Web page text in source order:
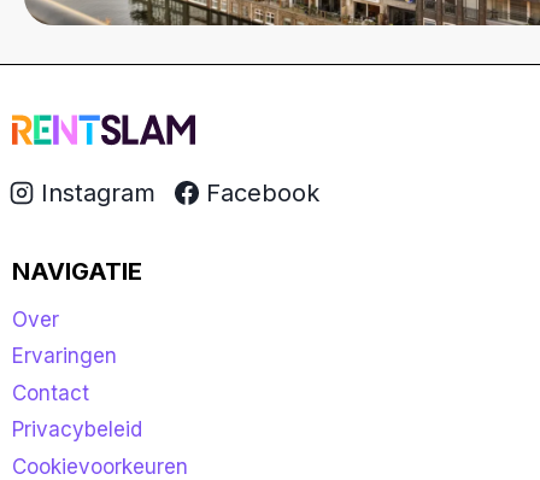
Instagram Facebook
NAVIGATIE
Over
Ervaringen
Contact
Privacybeleid
Cookievoorkeuren